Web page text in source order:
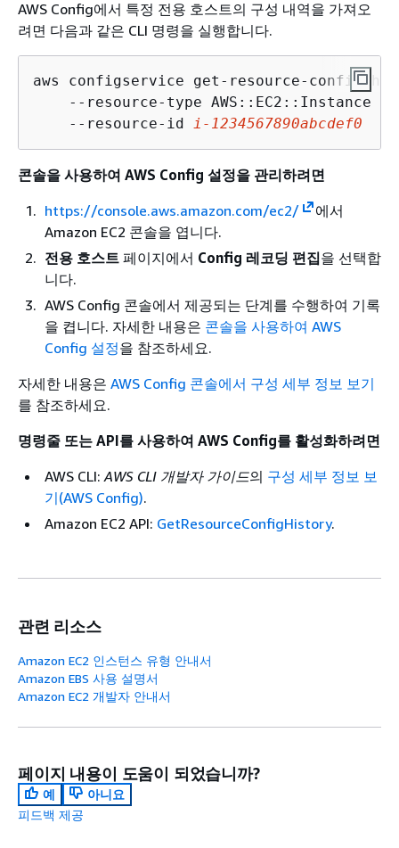
AWS Config에서 특정 전용 호스트의 구성 내역을 가져오
려면 다음과 같은 CLI 명령을 실행합니다.
aws configservice get-resource-config-
    --resource-type AWS::EC2::Instance \
    --resource-id
i-1234567890abcdef0
콘솔을 사용하여 AWS Config 설정을 관리하려면
https://console.aws.amazon.com/ec2/
에서
Amazon EC2 콘솔을 엽니다.
전용 호스트 페이지에서 Config 레코딩 편집을 선택합
니다.
AWS Config 콘솔에서 제공되는 단계를 수행하여 기록
을 켭니다. 자세한 내용은 콘솔을 사용하여 AWS
Config 설정을 참조하세요.
자세한 내용은 AWS Config 콘솔에서 구성 세부 정보 보기
를 참조하세요.
명령줄 또는 API를 사용하여 AWS Config를 활성화하려면
AWS CLI:AWS CLI 개발자 가이드의 구성 세부 정보 보
기(AWS Config).
Amazon EC2 API: GetResourceConfigHistory.
관련 리소스
Amazon EC2 인스턴스 유형 안내서
Amazon EBS 사용 설명서
Amazon EC2 개발자 안내서
페이지 내용이 도움이 되었습니까?
예
아니요
피드백 제공